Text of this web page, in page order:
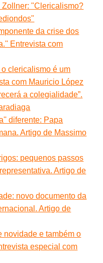
"Clericalismo?
da crise dos
Entrevista com
clericalismo é um
com Mauricio López
a colegialidade”.
diferente: Papa
Artigo de Massimo
pequenos passos
Artigo de
novo documento da
Artigo de
novidade e também o
especial com